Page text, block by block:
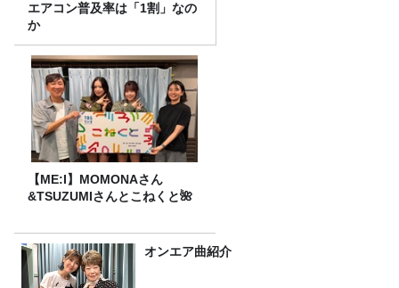
エアコン普及率は「1割」なの
か
【ME:I】MOMONAさん
&TSUZUMIさんとこねくと🌺
オンエア曲紹介